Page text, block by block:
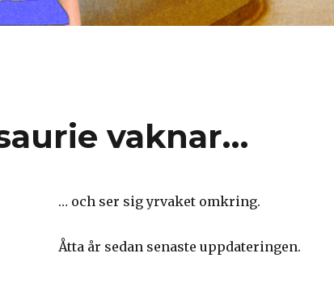
vaknar…
… och ser sig yrvaket omkring.
Åtta år sedan senaste uppdateringen.